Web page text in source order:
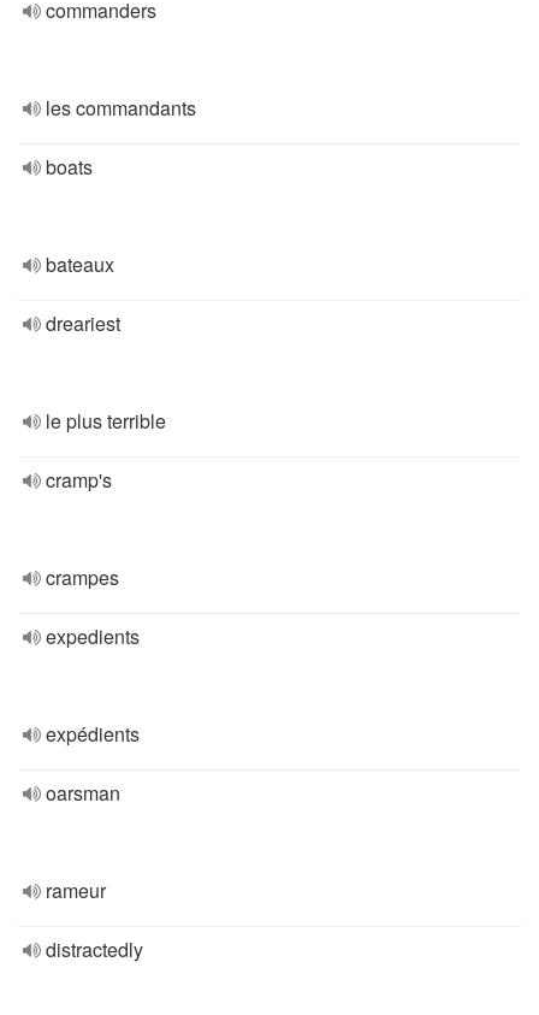
commanders
les commandants
boats
bateaux
dreariest
le plus terrible
cramp's
crampes
expedients
expédients
oarsman
rameur
distractedly